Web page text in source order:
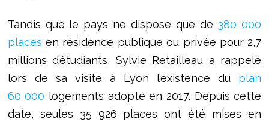
Tandis que le pays ne dispose que de 380 000
places en résidence publique ou privée pour 2,7
millions d’étudiants, Sylvie Retailleau a rappelé
lors de sa visite à Lyon l’existence du plan
60 000 logements adopté en 2017. Depuis cette
date, seules 35 926 places ont été mises en